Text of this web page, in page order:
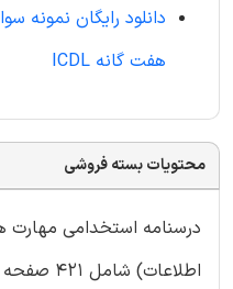
دانلود رایگان نمونه
هفت گانه ICDL
محتویات بسته فروشی
اطلاعات) شامل 421 صفحه به شرح زیر: